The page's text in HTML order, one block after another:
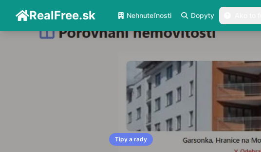
RealFree.sk Nehnuteľnosti Dopyty
Tipy a rady